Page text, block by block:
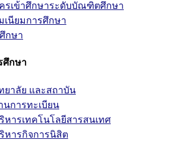
รเข้าศึกษาระดับบัณฑิตศึกษา
เนียมการศึกษา
กษา
ศึกษา
ยาลัย และสถาบัน
นการทะเบียน
หารเทคโนโลยีสารสนเทศ
หารกิจการนิสิต